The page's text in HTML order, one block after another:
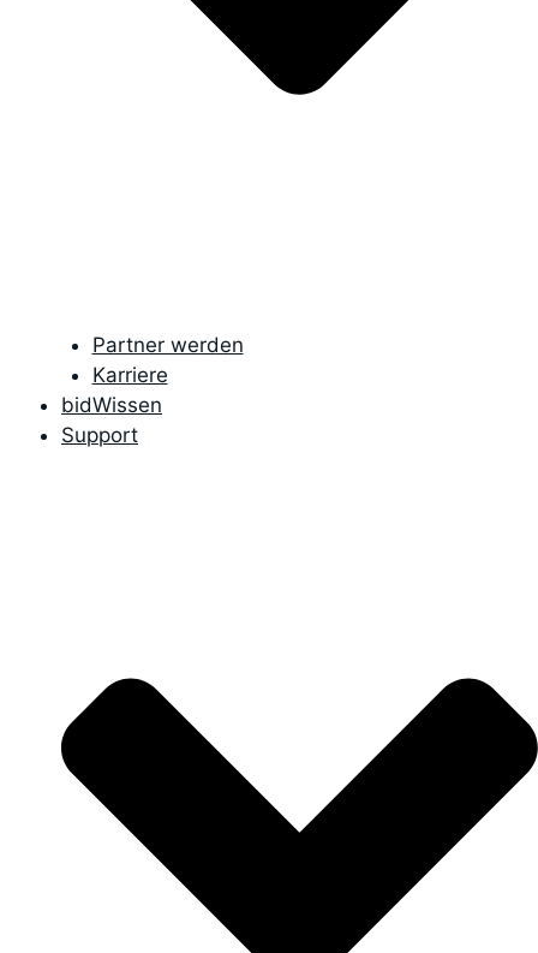
Partner werden
Karriere
bidWissen
Support